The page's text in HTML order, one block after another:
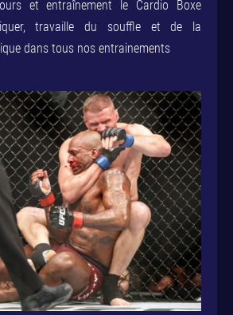
et entraînement le Cardio Boxe
travaille du souffle et de la
dans tous nos entrainements